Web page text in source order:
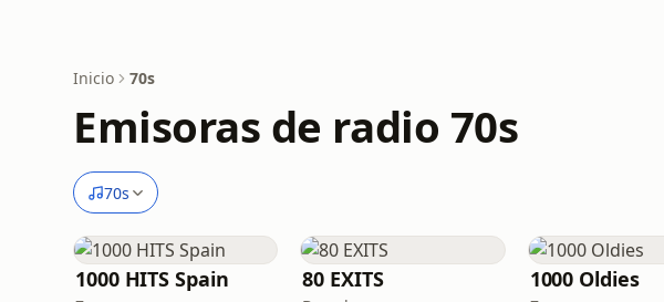
Inicio 70s
Emisoras de radio 70s
70s
1000 HITS Spain 80 EXITS 1000 Oldies